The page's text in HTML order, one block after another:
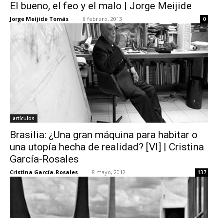
El bueno, el feo y el malo | Jorge Meijide
Jorge Meijide Tomás - 8 febrero, 2013 0
artículos
Brasilia: ¿Una gran máquina para habitar o
una utopía hecha de realidad? [VI] | Cristina
García-Rosales
Cristina García-Rosales - 8 mayo, 2012 137